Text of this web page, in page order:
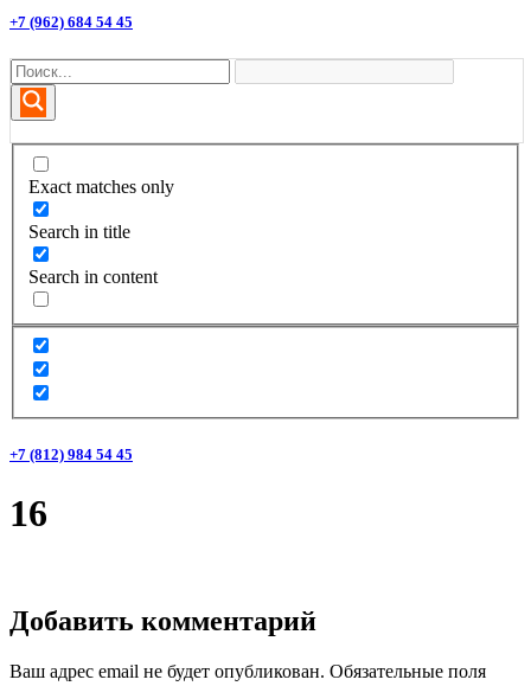
+7 (962) 684 54 45
Exact matches only
Search in title
Search in content
+7 (812) 984 54 45
16
Добавить комментарий
Ваш адрес email не будет опубликован. Обязательные поля